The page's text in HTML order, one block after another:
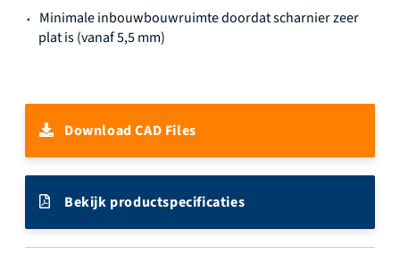
de
afbeeldingen-
Minimale inbouwbouwruimte doordat scharnier zeer
plat is (vanaf 5,5 mm)
Download CAD Files
Bekijk productspecificaties